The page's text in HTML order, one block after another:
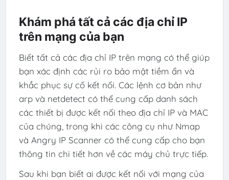
Khám phá tất cả các địa chỉ IP
trên mạng của bạn
Biết tất cả các địa chỉ IP trên mạng có thể giúp
bạn xác định các rủi ro bảo mật tiềm ẩn và
khắc phục sự cố kết nối. Các lệnh cơ bản như
arp và netdetect có thể cung cấp danh sách
các thiết bị được kết nối theo địa chỉ IP và MAC
của chúng, trong khi các công cụ như Nmap
và Angry IP Scanner có thể cung cấp cho bạn
thông tin chi tiết hơn về các máy chủ trực tiếp.
Sau khi bạn biết ai được kết nối với mạng của